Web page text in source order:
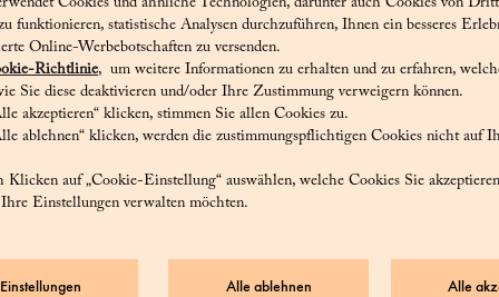
Cookies und ähnliche Technologien, darunter auch Cookies von
funktionieren, statistische Analysen durchzuführen, Ihnen ein besseres
Online-Werbebotschaften zu versenden.
Richtlinie, um weitere Informationen zu erhalten und zu erfahren,
Sie diese deaktivieren und/oder Ihre Zustimmung verweigern können.
akzeptieren“ klicken, stimmen Sie allen Cookies zu.
ablehnen“ klicken, werden die zustimmungspflichtigen Cookies nicht auf
Klicken auf „Cookie-Einstellung“ auswählen, welche Cookies Sie
Einstellungen verwalten möchten.
Alle
Alle ablehnen
aus Madagaskar 74 %: Kakaomasse, Rohrzucker, Kakaobutter.
66 %: Kakaobohnen, Zucker, Kakaobutter, Emulgator
aus Bolivien 68 %: Kakaomasse, Zucker, Kakaobutter.
72 %: Kakaopaste, Rohrzucker, Kakaobutter, Emulgator
Peru 81 %: Kakaomasse, Rohrzucker, Kakaobutter, Kakaopulver,
Maracaibo 88 %: Kakaomasse, Zucker, Kakaobutter. Kakao mind.
Milchschokolade aus Venezuela 38 %: Zucker, Kakaobutter,
Sahnepulver, Emulgator Sojalecithin, natürlicher Vanilleextrakt.